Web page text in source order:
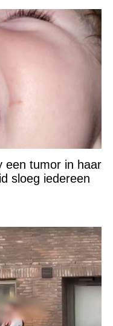
een tumor in haar
sloeg iedereen